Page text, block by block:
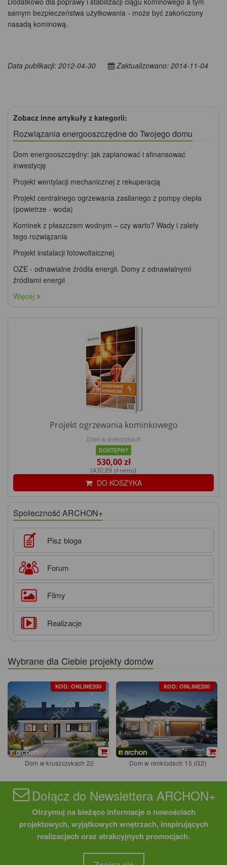
samym bezpieczeństwa użytkowania - może być zakończony
nasadą kominową.
Data publikacji: 2012-04-30 Zaktualizowano: 2014-11-04
Zobacz inne artykuły z kategorii:
Rozwiązania energooszczędne do Twojego domu
Dom energooszczędny: jak zaplanować i sfinansować
inwestycję
Projekt wentylacji mechanicznej z rekuperacją
Projekt centralnego ogrzewania zasilanego z pompy ciepła
(powietrze - woda)
Kominek z płaszczem wodnym – czy warto? Wady i zalety
tego rozwiązania
Projekt instalacji fotowoltaicznej
OZE - odnawialne źródła energii. Domy z odnawialnymi
źródłami energii
Więcej
Projekt ogrzewania kominkowego
Dom w srebrzykach
DOSTĘPNY
530,00 zł
(430,89 zł netto)
DO KOSZYKA
Społeczność ARCHON+
Pisz bloga
Forum
Filmy
Realizacje
Wybrane dla Ciebie projekty domów
KOD: ONLINE200
Dom w kruszczykach 22
KOD: ONLINE200
Dom w renklodach 15 (G2)
Dołącz do Newslettera ARCHON+
Otrzymuj na bieżąco informacje o nowościach
projektowych, wyjątkowych wnętrzach, inspirujących
realizacjach oraz atrakcyjnych promocjach.